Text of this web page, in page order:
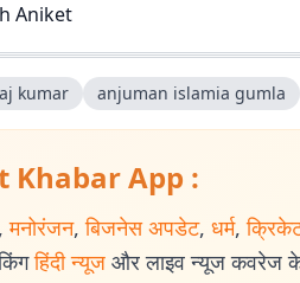
Aniket
kumar anjuman islamia gumla
Khabar App :
मनोरंजन, बिजनेस अपडेट, धर्म,
हिंदी न्यूज और लाइव न्यूज कवरेज के